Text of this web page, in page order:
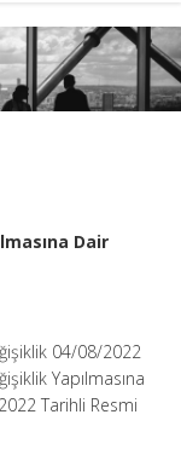
Dair
04/08/2022
Yapılmasına
Tarihli Resmi